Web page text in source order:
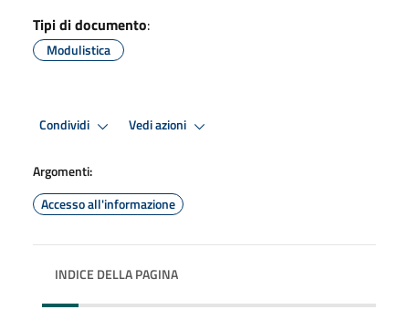
Tipi di documento:
Modulistica
Condividi Vedi azioni
Argomenti:
Accesso all'informazione
INDICE DELLA PAGINA